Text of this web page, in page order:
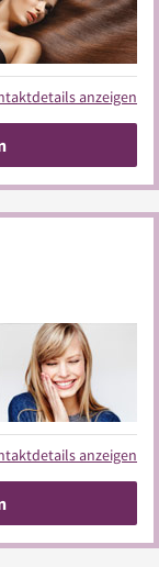
anzeigen
anzeigen